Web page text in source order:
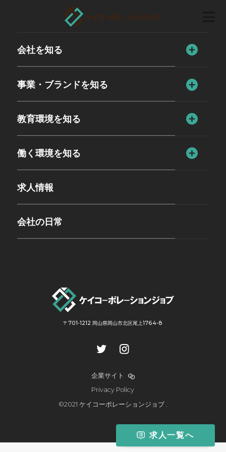
求人一覧へ
会社を知る
事業・ブランドを知る
教育環境を知る
働く環境を知る
求人情報
会社の日常
〒701-1212 岡山県岡山市北区尾上1764-8
企業サイト
Privacy Policy
©2021 ケイコーポレーションジョブ .